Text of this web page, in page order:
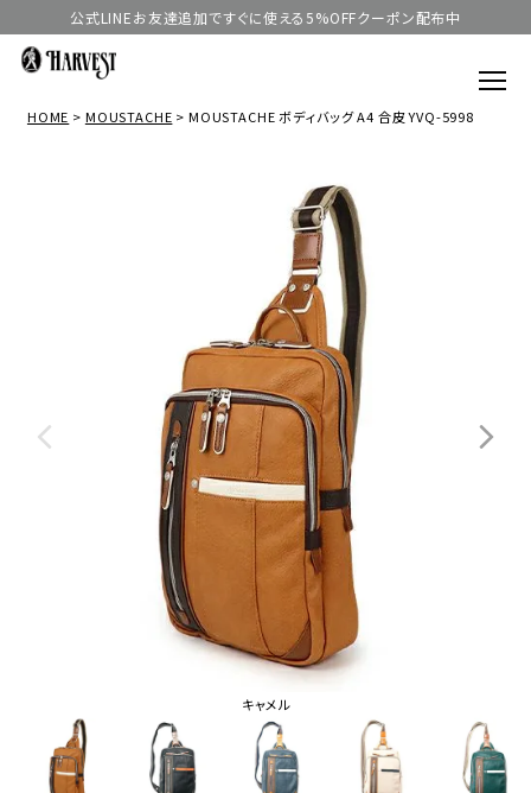
公式LINEお友達追加ですぐに使える5%OFFクーポン配布中
HOME MOUSTACHE MOUSTACHE ボディバッグ A4 合皮 YVQ-5998
キャメル